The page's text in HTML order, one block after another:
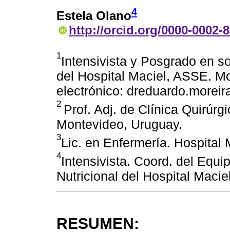
Estela Olano4
http://orcid.org/0000-0002-
1Intensivista y Posgrado en
del Hospital Maciel, ASSE.
electrónico:
2 Prof. Adj. de Clínica
Montevideo, Uruguay.
3Lic. en Enfermería. Hospital
4Intensivista. Coord. del
Nutricional del Hospital
RESUMEN: